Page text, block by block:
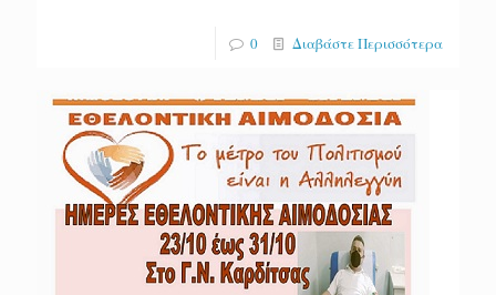
0 Διαβάστε Περισσότερα